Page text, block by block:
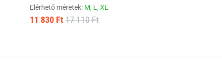
Elérhető méretek: M, L,XL
11 830 Ft 17 110 Ft